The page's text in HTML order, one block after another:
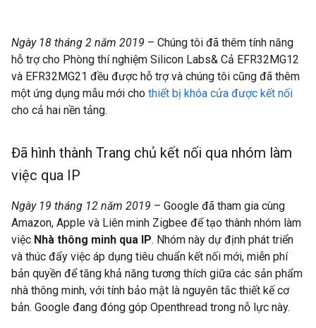
Ngày 18 tháng 2 năm 2019 – Chúng tôi đã thêm tính năng
hỗ trợ cho Phòng thí nghiệm Silicon Labs& Cả EFR32MG12
và EFR32MG21 đều được hỗ trợ và chúng tôi cũng đã thêm
một ứng dụng mẫu mới cho thiết bị khóa cửa được kết nối
cho cả hai nền tảng.
Đã hình thành Trang chủ kết nối qua nhóm làm
việc qua IP
Ngày 19 tháng 12 năm 2019 – Google đã tham gia cùng
Amazon, Apple và Liên minh Zigbee để tạo thành nhóm làm
việc Nhà thông minh qua IP. Nhóm này dự định phát triển
và thúc đẩy việc áp dụng tiêu chuẩn kết nối mới, miễn phí
bản quyền để tăng khả năng tương thích giữa các sản phẩm
nhà thông minh, với tính bảo mật là nguyên tắc thiết kế cơ
bản. Google đang đóng góp Openthread trong nỗ lực này.